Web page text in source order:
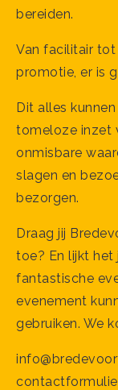
bereiden.
Van facilitair
promotie, er is
Dit alles
tomeloze inzet
onmisbare
slagen en
bezorgen.
Draag jij
toe? En lijkt het
fantastische
evenement
gebruiken. We